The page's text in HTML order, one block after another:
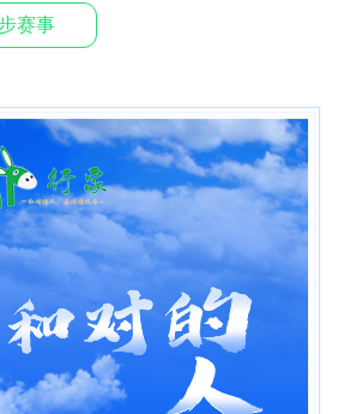
赛事